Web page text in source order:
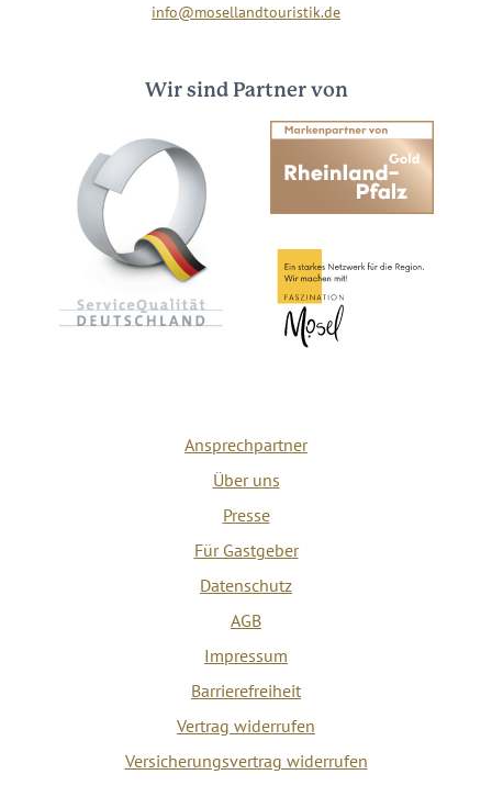
info@mosellandtouristik.de
Wir sind Partner von
Ansprechpartner
Über uns
Presse
Für Gastgeber
Datenschutz
AGB
Impressum
Barrierefreiheit
Vertrag widerrufen
Versicherungsvertrag widerrufen